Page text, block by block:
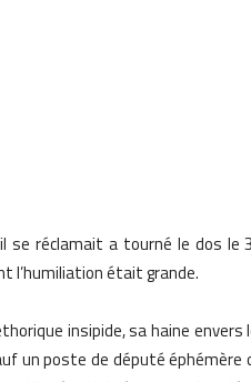
se réclamait a tourné le dos le
l’humiliation était grande.
insipide, sa haine
un poste de député